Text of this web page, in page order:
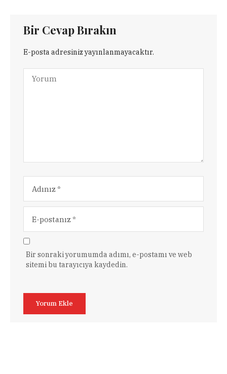
Bir Cevap Bırakın
E-posta adresiniz yayınlanmayacaktır.
Bir sonraki yorumumda adımı, e-postamı ve web
sitemi bu tarayıcıya kaydedin.